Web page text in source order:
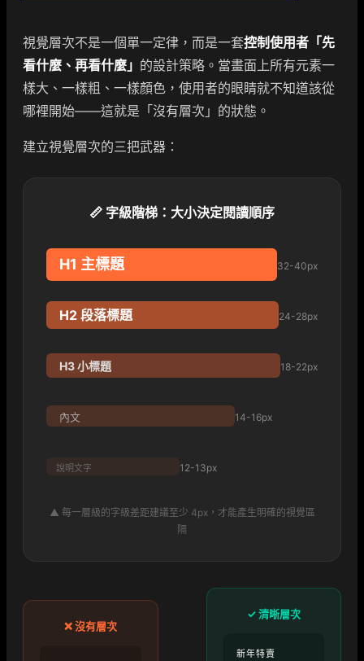
視覺層次不是一個單一定律，而是一套控制使用者「先
看什麼、再看什麼」 的設計策略。當畫面上所有元素一
樣大、一樣粗、一樣顏色，使用者的眼睛就不知道該從
哪裡開始——這就是「沒有層次」的狀態。
建立視覺層次的三把武器：
📏 字級階梯：大小決定閱讀順序
H1 主標題 32-40px
H2 段落標題 24-28px
H3 小標題 18-22px
內文 14-16px
說明文字 12-13px
▲ 每一層級的字級差距建議至少 4px，才能產生明確的視覺區
隔
❌ 沒有層次
✓ 清晰層次
新年特賣